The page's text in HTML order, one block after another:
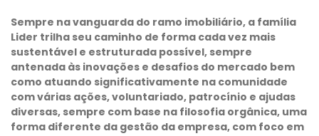
Sempre na vanguarda do ramo imobiliário, a família
Lider trilha seu caminho de forma cada vez mais
sustentável e estruturada possível, sempre
antenada às inovações e desafios do mercado bem
como atuando significativamente na comunidade
com várias ações, voluntariado, patrocínio e ajudas
diversas, sempre com base na filosofia orgânica, uma
forma diferente da gestão da empresa, com foco em